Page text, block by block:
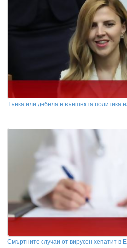
Тънка или дебела е външната политика
Смъртните случаи от вирусен хепатит в